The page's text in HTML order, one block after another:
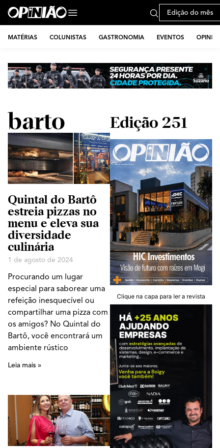
Edição do mês
MATÉRIAS COLUNISTAS GASTRONOMIA EVENTOS
barto
Quintal do Bartô
estreia pizzas no
menu e eleva sua
diversidade
culinária
1 de agosto de 2024
Procurando um lugar
especial para saborear uma
refeição inesquecível ou
compartilhar uma pizza com
os amigos? No Quintal do
Bartô, você encontrará um
ambiente rústico
Leia mais »
Edição 251
Clique na capa para ler a revista